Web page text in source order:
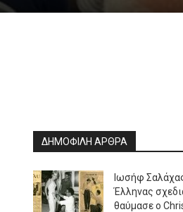
ΔΗΜΟΦΙΛΗ ΑΡΘΡΑ
Ιωσήφ
Έλληνας
θαύμασε ο